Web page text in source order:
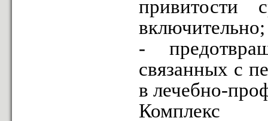
привитости
включительно;
-
связанных с
в лечебно-
Комплекс